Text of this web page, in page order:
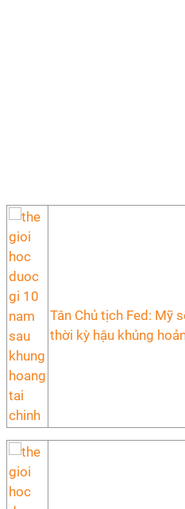
Tân Chủ tịch Fed: Mỹ
thời kỳ hậu khủng